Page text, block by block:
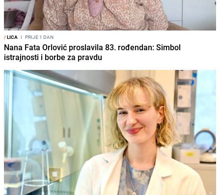
/LICA I PRIJE 1 DAN
Nana Fata Orlović proslavila 83. rođendan: Simbol
istrajnosti i borbe za pravdu